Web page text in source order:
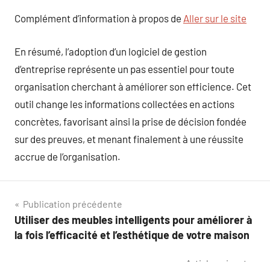
Complément d’information à propos de Aller sur le site
En résumé, l’adoption d’un logiciel de gestion
d’entreprise représente un pas essentiel pour toute
organisation cherchant à améliorer son efficience. Cet
outil change les informations collectées en actions
concrètes, favorisant ainsi la prise de décision fondée
sur des preuves, et menant finalement à une réussite
accrue de l’organisation.
Navigation
de
Publication précédente
Utiliser des meubles intelligents pour améliorer à
la fois l’efficacité et l’esthétique de votre maison